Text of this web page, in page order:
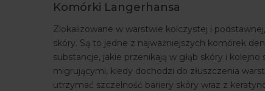
Komórki Langerhansa
Zlokalizowane w warstwie kolczystej i
skóry. Są to jedne z najważniejszych komórek
substancje, jakie przenikają w głąb skóry i
migrującymi, kiedy dochodzi do złuszczenia
utrzymać szczelność bariery skóry wraz z